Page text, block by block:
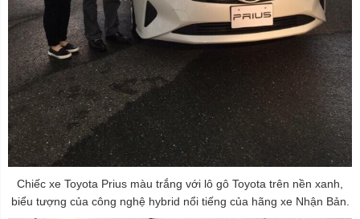
Chiếc xe Toyota Prius màu trắng với lô gô Toyota trên nền xanh,
biểu tượng của công nghệ hybrid nổi tiếng của hãng xe Nhận Bản.